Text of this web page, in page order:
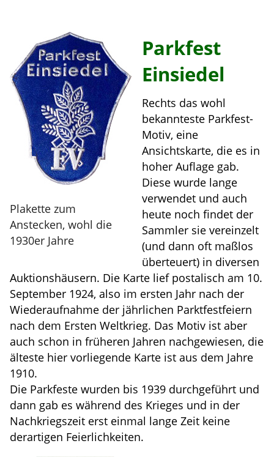
Plakette zum
Anstecken, wohl die
1930er Jahre
Parkfest
Einsiedel
Rechts das wohl
bekannteste Parkfest-
Motiv, eine
Ansichtskarte, die es in
hoher Auflage gab.
Diese wurde lange
verwendet und auch
heute noch findet der
Sammler sie vereinzelt
(und dann oft maßlos
überteuert) in diversen
Auktionshäusern. Die Karte lief postalisch am 10.
September 1924, also im ersten Jahr nach der
Wiederaufnahme der jährlichen Parktfestfeiern
nach dem Ersten Weltkrieg. Das Motiv ist aber
auch schon in früheren Jahren nachgewiesen, die
älteste hier vorliegende Karte ist aus dem Jahre
1910.
Die Parkfeste wurden bis 1939 durchgeführt und
dann gab es während des Krieges und in der
Nachkriegszeit erst einmal lange Zeit keine
derartigen Feierlichkeiten.